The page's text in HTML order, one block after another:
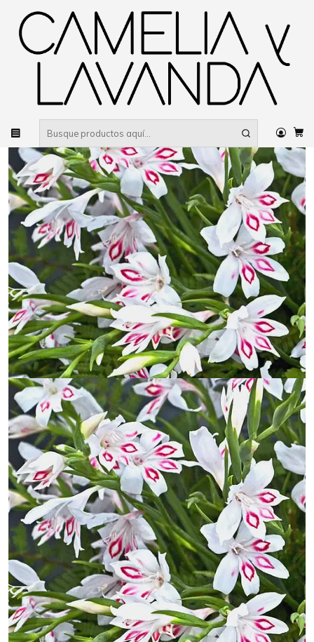
Inicio Planta Flores Flores de temporada Bulbos y Geófitas
Gladiolus ‘Nymh’